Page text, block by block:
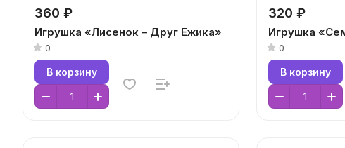
360 ₽
Игрушка «Лисенок – Друг Ежика»
0
В корзину
320 ₽
Игрушка
0
В корзину